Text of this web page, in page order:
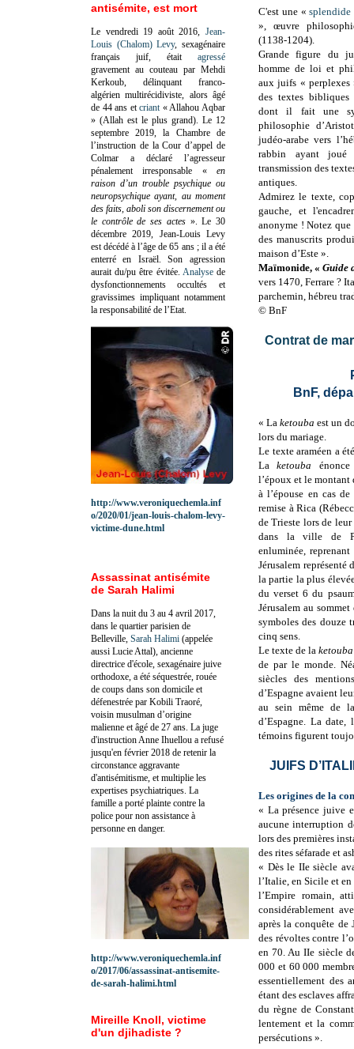
C'est une «
», œuvre
(1138-1204).
Grande figure du
homme de loi et
aux juifs « perplexes
des textes
dont il fait une
philosophie
judéo-arabe vers
rabbin ayant
transmission des
antiques.
Admirez le texte,
gauche, et
anonyme ! Notez
des manuscrits
maison d’Este ».
Maïmonide, « Guide
vers 1470, Ferrare ?
parchemin, hébreu
© BnF
Contrat de
BnF,
« Laketoubaest un
lors du mariage.
Le texte araméen a
Laketouba
l’époux et le montant
à l’épouse en cas
remise à Rica
de Trieste lors de
dans la ville de
enluminée,
Jérusalem
la partie la plus
du verset 6 du
Jérusalem au
symboles des douze
cinq sens.
Le texte de la ketouba
de par le monde.
siècles des
d’Espagne avaient
au sein même de
d’Espagne. La
témoins figurent
JUIFS
Les origines de la
« La présence juive
aucune interruption
lors des premières
des rites séfarade et
« Dès le IIe siècle
l’Italie, en Sicile et
l’Empire romain,
considérablement
après la conquête de
des révoltes contre
en 70. Au IIe siècle
000 et 60 000
essentiellement des
étant des esclaves
du règne de
lentement et la
persécutions ».
antisémite, est mort
Le vendredi 19 août 2016, Jean-
Louis (Chalom) Levy, sexagénaire
français juif, était agressé
gravement au couteau par Mehdi
Kerkoub, délinquant franco-
algérien multirécidiviste, alors âgé
de 44 ans etcriant « Allahou Aqbar
» (Allah est le plus grand). Le 12
septembre 2019, la Chambre de
l’instruction de la Cour d’appel de
Colmar a déclaré l’agresseur
pénalement irresponsable «en
raison d’un trouble psychique ou
neuropsychique ayant, au moment
des faits, aboli son discernement ou
le contrôle de ses actes». Le 30
décembre 2019, Jean-Louis Levy
est décédé à l’âge de 65 ans ; il a été
enterré en Israël. Son agression
aurait du/pu être évitée. Analysede
dysfonctionnements occultés et
gravissimes impliquant notamment
la responsabilité de l’Etat.
http://www.veroniquechemla.inf
o/2020/01/jean-louis-chalom-levy-
victime-dune.html
Assassinat antisémite
de Sarah Halimi
Dans la nuit du 3 au 4 avril 2017,
dans le quartier parisien de
Belleville, Sarah Halimi (appelée
aussi Lucie Attal), ancienne
directrice d'école, sexagénaire juive
orthodoxe, a été séquestrée, rouée
de coups dans son domicile et
défenestrée par Kobili Traoré,
voisin musulman d’origine
malienne et âgé de 27 ans. La juge
d'instruction Anne Ihuellou a refusé
jusqu'en février 2018 de retenir la
circonstance aggravante
d'antisémitisme, et multiplie les
expertises psychiatriques. La
famille a porté plainte contre la
police pour non assistance à
personne en danger.
http://www.veroniquechemla.inf
o/2017/06/assassinat-antisemite-
de-sarah-halimi.html
Mireille Knoll, victime
d'un djihadiste ?